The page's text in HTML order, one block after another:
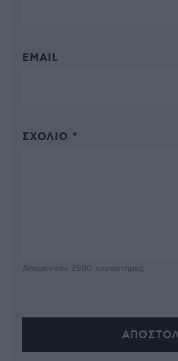
EMAIL
ΣΧΌΛΙΟ *
Απομένουν 2500 χαρακτήρες